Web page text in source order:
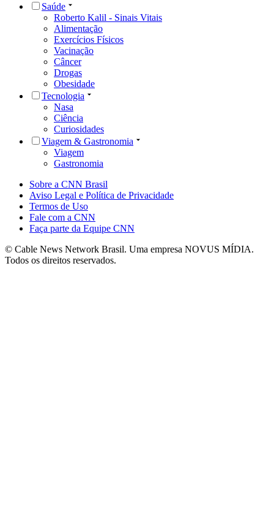
Saúde
Roberto Kalil - Sinais Vitais
Alimentação
Exercícios Físicos
Vacinação
Câncer
Drogas
Obesidade
Tecnologia
Nasa
Ciência
Curiosidades
Viagem & Gastronomia
Viagem
Gastronomia
Sobre a CNN Brasil
Aviso Legal e Política de Privacidade
Termos de Uso
Fale com a CNN
Faça parte da Equipe CNN
© Cable News Network Brasil. Uma empresa NOVUS MÍDIA.
Todos os direitos reservados.